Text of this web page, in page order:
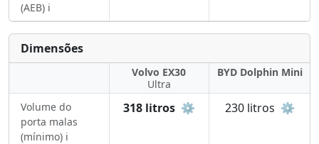
(AEB) ℹ️
Dimensões
Volvo EX30
Ultra
BYD Dolphin Mini
Volume do
porta malas
(mínimo) ℹ️
318 litros ⚙️ 230 litros ⚙️